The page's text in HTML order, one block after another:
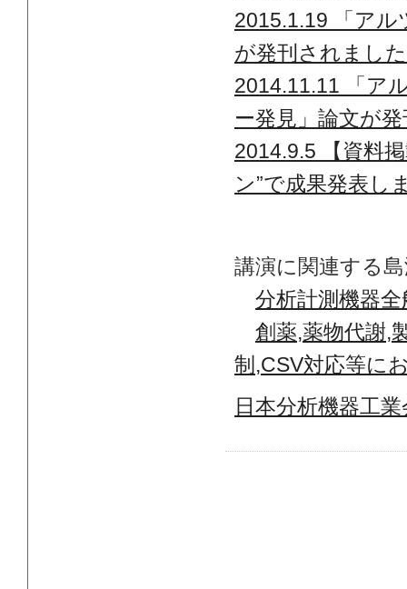
2015.1.19 「アル
が発刊されました
2014.11.11 「ア
ー発見」論文が
2014.9.5 【資料
ン”で成果発表し
講演に関連する
分析計測機器全
創薬,薬物代謝,
制,CSV対応等に
日本分析機器工